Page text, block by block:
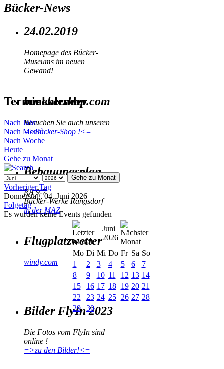
Bücker-News
24.02.2019
Homepage des Bücker-
Museums im neuen
Gewand!
bueckershop.com
Besuchen Sie auch unseren
=>Bücker-Shop !<=
Bebauungsplan
RA 9-7
Bücker-Werke Rangsdorf
in der MAZ
Flugplatzwetter
windy.com
Bilder FlyIn 2023
Die Fotos vom FlyIn sind
online !
=>zu den Bilder!<=
Terminkalender
Nach Jahr
Nach Monat
Nach Woche
Heute
Gehe zu Monat
Gehe zu Monat
Vorheriger Tag
Donnerstag, 04. Juni 2026
Folgetag
Es wurden keine Events gefunden
Juni
2026
Mo Di Mi Do Fr Sa So
1
2 3 4 5 6
7
8
9 10 11 12 13 14
15
16 17 18 19 20 21
22
23 24 25 26 27 28
29
30